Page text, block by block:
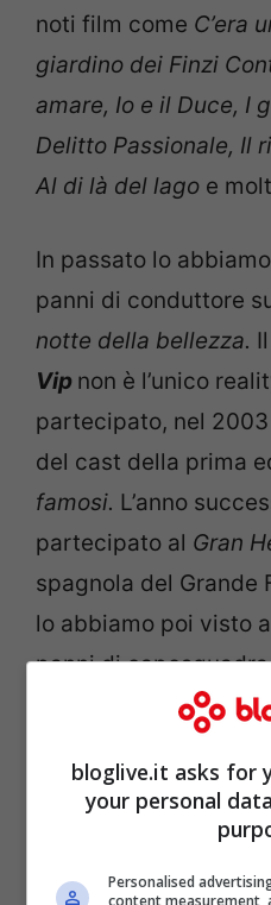
noti film come C’era
giardino dei Finzi
amare, Io e il Duce, I
Delitto Passionale, Il
Al di là del lago e
In passato lo
panni di conduttore
notte della bellezza. Il
Vip non è l’unico
partecipato, nel
del cast della prima
famosi. L’anno
partecipato al Gran
spagnola del Grande
lo abbiamo poi visto a
panni di
bloglive.it asks for
your personal
Personalised
content measurement,